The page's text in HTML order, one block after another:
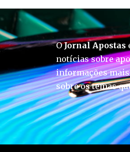
OJornal Apostas
notícias sobre
informações
sobre os temas